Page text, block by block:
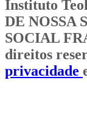
Instituto
DE NOSSA
SOCIAL
direitos
privacidade